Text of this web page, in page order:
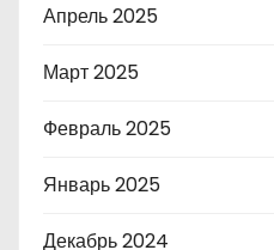
Апрель 2025
Март 2025
Февраль 2025
Январь 2025
Декабрь 2024